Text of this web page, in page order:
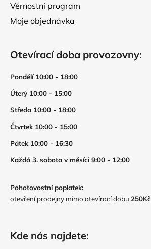
Věrnostní program
Moje objednávka
Otevírací doba provozovny:
Pondělí 10:00 - 18:00
Úterý 10:00 - 15:00
Středa 10:00 - 18:00
Čtvrtek 10:00 - 15:00
Pátek 10:00 - 16:30
Každá 3. sobota v měsíci 9:00 - 12:00
Pohotovostní poplatek:
otevření prodejny mimo otevírací dobu 250Kč
Kde nás najdete: